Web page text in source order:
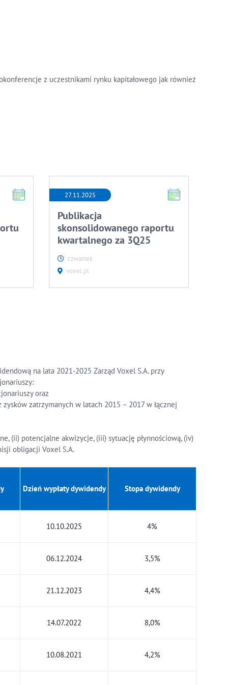
z uczestnikami rynku kapitałowego jak również
27.11.2025
Publikacja
skonsolidowanego raportu
kwartalnego za 3Q25
czwartek
voxel.pl
na lata 2021-2025 Zarząd Voxel S.A. przy
oraz
zatrzymanych w latach 2015 – 2017 w łącznej
(ii) potencjalne akwizycje, (iii) sytuację płynnościową, (iv)
obligacji Voxel S.A.
Dzień wypłaty dywidendy Stopa dywidendy
10.10.2025 4%
06.12.2024 3,5%
21.12.2023 4,4%
14.07.2022 8,0%
10.08.2021 4,2%